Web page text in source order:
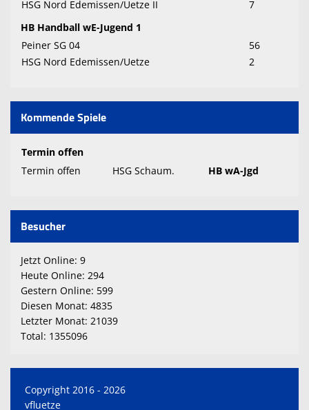
HSG Nord Edemissen/Uetze II
7
HB Handball wE-Jugend 1
Peiner SG 04
56
HSG Nord Edemissen/Uetze
2
Kommende Spiele
Termin offen
Termin offen
HSG Schaum. HB wA-Jgd
Besucher
Jetzt Online: 9
Heute Online: 294
Gestern Online: 599
Diesen Monat: 4835
Letzter Monat: 21039
Total: 1355096
Copyright 2016 - 2026
vfluetze